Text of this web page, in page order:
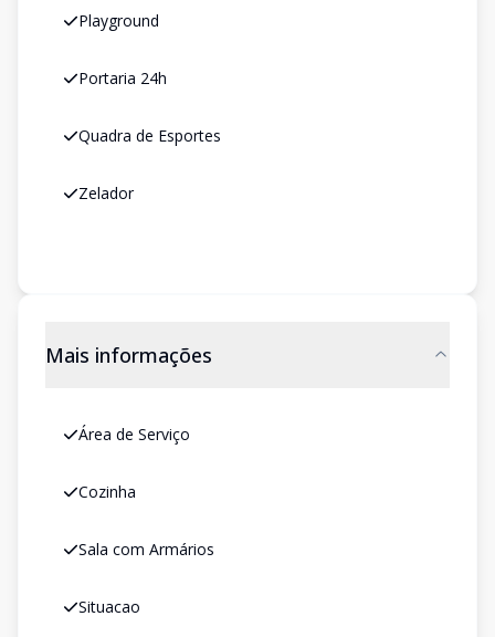
Playground
Portaria 24h
Quadra de Esportes
Zelador
Mais informações
Área de Serviço
Cozinha
Sala com Armários
Situacao